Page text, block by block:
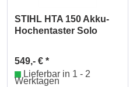
STIHL HTA 150 Akku-
Hochentaster Solo
549,- € *
Lieferbar in 1 - 2
Werktagen